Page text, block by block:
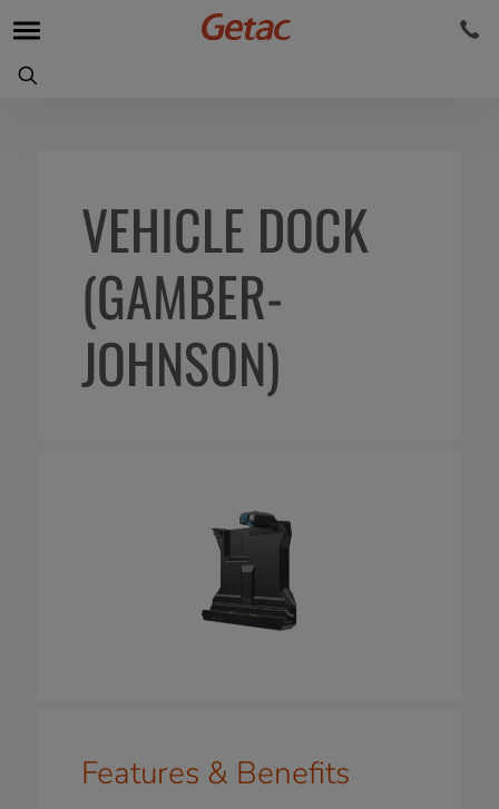
VEHICLE DOCK
(GAMBER-
JOHNSON)
Features & Benefits